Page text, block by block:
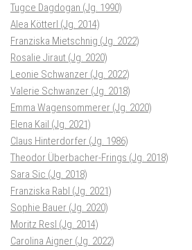
Tugce Dagdogan (Jg. 1990)
Alea Kötterl (Jg. 2014)
Franziska Mietschnig (Jg. 2022)
Rosalie Jiraut (Jg. 2020)
Leonie Schwanzer (Jg. 2022)
Valerie Schwanzer (Jg. 2018)
Emma Wagensommerer (Jg. 2020)
Elena Kail (Jg. 2021)
Claus Hinterdorfer (Jg. 1986)
Theodor Überbacher-Frings (Jg. 2018)
Sara Sic (Jg. 2018)
Franziska Rabl (Jg. 2021)
Sophie Bauer (Jg. 2020)
Moritz Resl (Jg. 2014)
Carolina Aigner (Jg. 2022)